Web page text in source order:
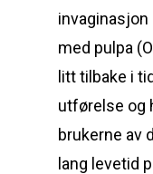
med pulpa
litt tilbake i
utførelse og
brukerne av
lang levetid